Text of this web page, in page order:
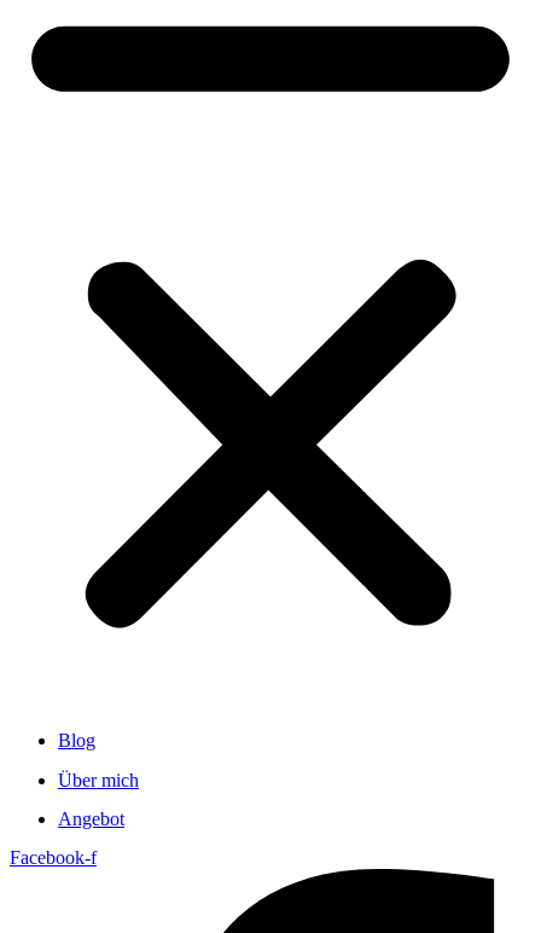
Blog
Über mich
Angebot
Facebook-f